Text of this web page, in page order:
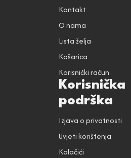
Kontakt
O nama
Lista želja
Košarica
Korisnički račun
Korisnička
podrška
Izjava o privatnosti
Uvjeti korištenja
Kolačići